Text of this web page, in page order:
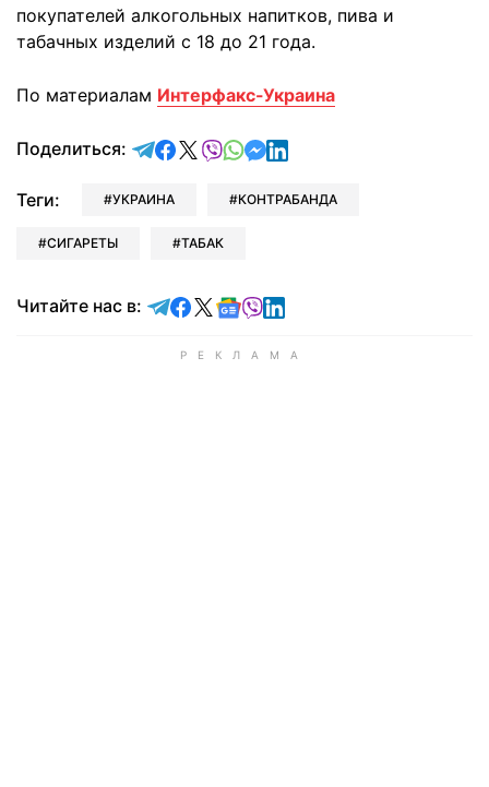
покупателей алкогольных напитков, пива и
табачных изделий с 18 до 21 года.
По материалам Интерфакс-Украина
Поделиться: отправить в Telegram
поделиться в Facebook
поделиться в X
отправить в Viber
отправить в Whatsapp
отправить в Messenger
отправить в LinkedIn
Теги: УКРАИНА КОНТРАБАНДА
СИГАРЕТЫ ТАБАК
Читайте нас в: Читайте в Telegram
Читайте в Facebook
Читайте в X
Читайте в Google news
Читайте в Viber
Читайте в LinkedIn